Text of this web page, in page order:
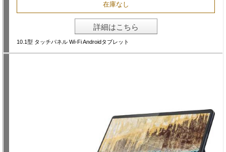
在庫なし
詳細はこちら
10.1型 タッチパネル Wi-Fi Androidタブレット